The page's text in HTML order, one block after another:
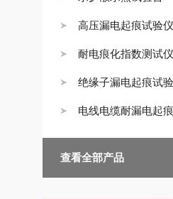
高压漏电起痕试验仪
耐电痕化指数测试仪
绝缘子漏电起痕试
电线电缆耐漏电起
查看全部产品